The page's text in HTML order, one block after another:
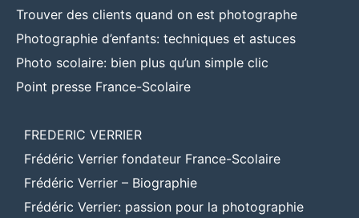
Trouver des clients quand on est photographe
Photographie d’enfants: techniques et astuces
Photo scolaire: bien plus qu’un simple clic
Point presse France-Scolaire
FREDERIC VERRIER
Frédéric Verrier fondateur France-Scolaire
Frédéric Verrier – Biographie
Frédéric Verrier: passion pour la photographie